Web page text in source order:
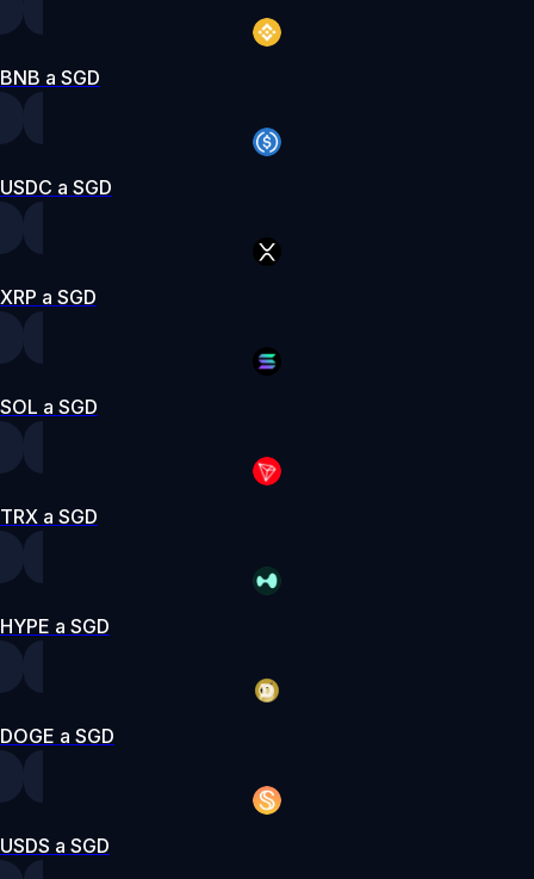
BNB a SGD
USDC a SGD
XRP a SGD
SOL a SGD
TRX a SGD
HYPE a SGD
DOGE a SGD
USDS a SGD